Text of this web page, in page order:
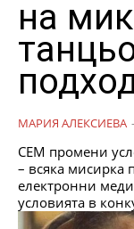
на
МАРИЯ АЛЕКСИЕВА -
СЕМ промени
– всяка мисирка
електронни
условията в